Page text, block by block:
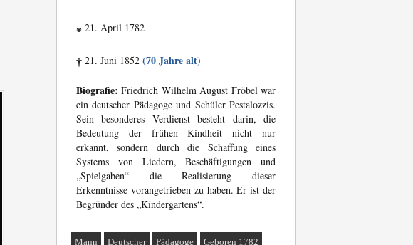
* 21. April 1782
† 21. Juni 1852 (70 Jahre alt)
Biografie: Friedrich Wilhelm August Fröbel war
ein deutscher Pädagoge und Schüler Pestalozzis.
Sein besonderes Verdienst besteht darin, die
Bedeutung der frühen Kindheit nicht nur
erkannt, sondern durch die Schaffung eines
Systems von Liedern, Beschäftigungen und
„Spielgaben“ die Realisierung dieser
Erkenntnisse vorangetrieben zu haben. Er ist der
Begründer des „Kindergartens“.
Mann Deutscher Pädagoge Geboren 1782